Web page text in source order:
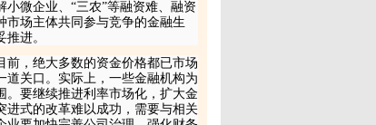
微企业、“三农”等融资难、融资
市场主体共同参与竞争的金融生
进。
前，绝大多数的资金价格都已市场
道关口。实际上，一些金融机构为
。要继续推进利率市场化，扩大金
进式的改革难以成功，需要与相关